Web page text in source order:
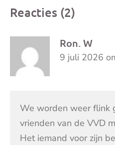
Reacties (2)
Ron. W
9 juli 2026
We worden weer flink
vrienden van de VVD
Het iemand voor zijn